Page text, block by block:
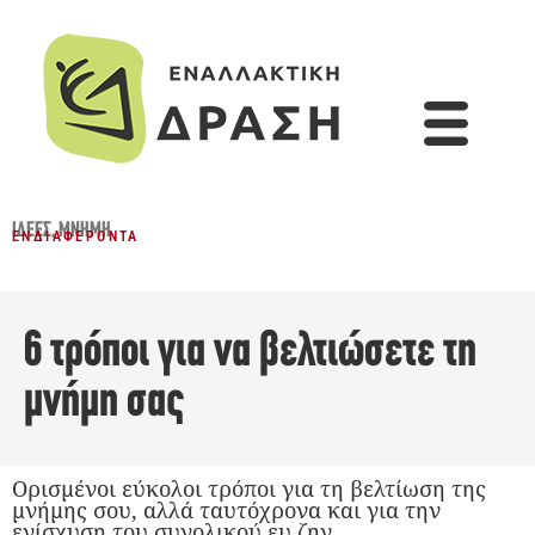
ΙΔΈΕΣ,ΜΝΉΜΗ
ΕΝΔΙΑΦΈΡΟΝΤΑ
6 τρόποι για να βελτιώσετε τη
μνήμη σας
Ορισμένοι εύκολοι τρόποι για τη βελτίωση της
μνήμης σου, αλλά ταυτόχρονα και για την